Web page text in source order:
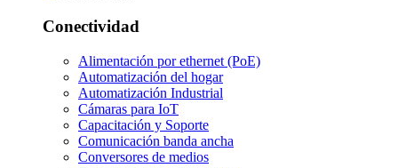
Conectividad
Alimentación por ethernet (PoE)
Automatización del hogar
Automatización Industrial
Cámaras para IoT
Capacitación y Soporte
Comunicación banda ancha
Conversores de medios